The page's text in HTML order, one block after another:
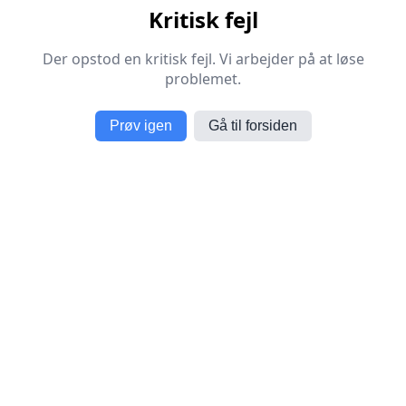
Kritisk fejl
Der opstod en kritisk fejl. Vi arbejder på at løse
problemet.
Prøv igen Gå til forsiden